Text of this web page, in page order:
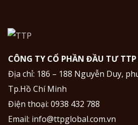
CÔNG TY CỔ PHẦN ĐẦU TƯ TTP
Địa chỉ: 186 – 188 Nguyễn Duy,
Tp.Hồ Chí Minh
Điện thoại: 0938 432 788
Email: info@ttpglobal.com.vn